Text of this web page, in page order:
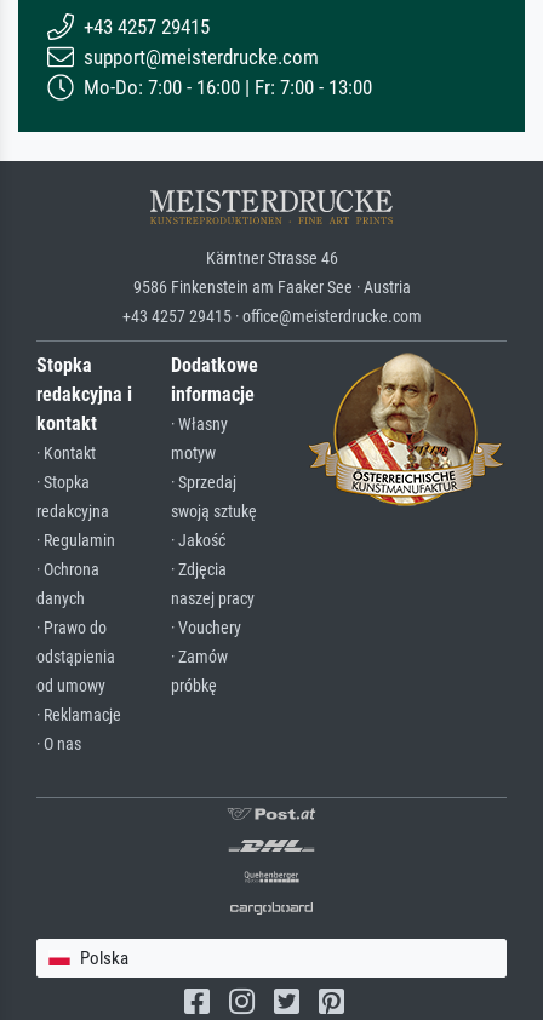
+43 4257 29415
support@meisterdrucke.com
Mo-Do: 7:00 - 16:00 | Fr: 7:00 - 13:00
Kärntner Strasse 46
9586 Finkenstein am Faaker See · Austria
+43 4257 29415 · office@meisterdrucke.com
Stopka
redakcyjna i
kontakt
· Kontakt
· Stopka
redakcyjna
· Regulamin
· Ochrona
danych
· Prawo do
odstąpienia
od umowy
· Reklamacje
· O nas
Dodatkowe
informacje
· Własny
motyw
· Sprzedaj
swoją sztukę
· Jakość
· Zdjęcia
naszej pracy
· Vouchery
· Zamów
próbkę
Polska